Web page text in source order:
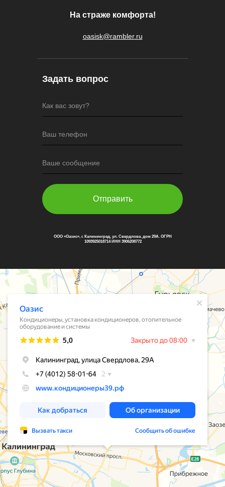
Как вас зовут?
Ваш телефон
Ваше сообщение
Отправить
oasisk@rambler.ru
На страже комфорта!
Задать вопрос
ООО «Оазис», г. Калининград, ул. Свердлова, дом 29А. ОГРН
1093925018714 ИНН 3906208772